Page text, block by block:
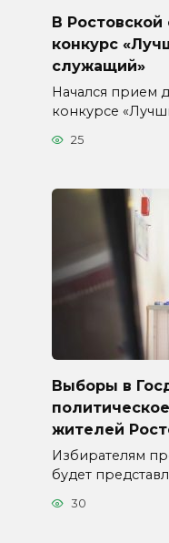
В Ростовской
конкурс
служащий»
Начался прием
конкурсе
25
Выборы в
жителей
Избирателям
будет
30